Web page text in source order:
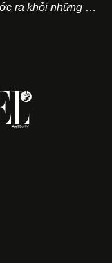
ra khỏi những vỏ